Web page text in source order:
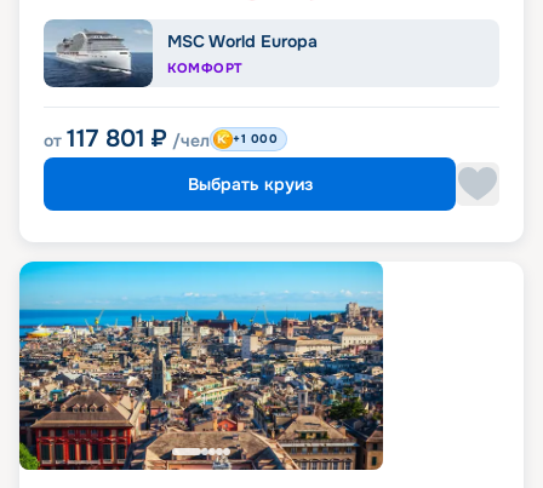
MSC World Europa
КОМФОРТ
от 117 801 ₽ /чел +1 000
Выбрать круиз